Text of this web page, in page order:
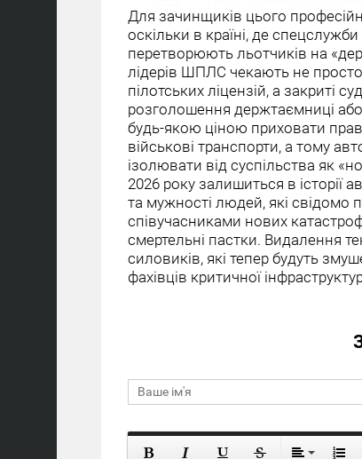
Для зачинщиків цього
оскільки в країні, де
перетворюють льотчиків на
лідерів ШПЛС чекають не
пілотських ліцензій, а закриті
розголошення держтаємниці
будь-якою ціною приховати
військові транспорти, а тому
ізолювати від суспільства як
2026 року залишиться в історії
та мужності людей, які
співучасниками нових
смертельні пастки. Видалення
силовиків, які тепер будуть
фахівців критичної